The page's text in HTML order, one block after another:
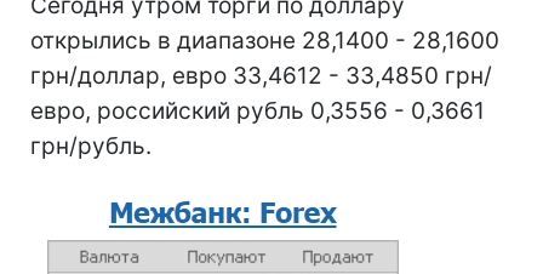
открылись в диапазоне 28,1400 - 28,1600
грн/доллар, евро 33,4612 - 33,4850 грн/
евро, российский рубль 0,3556 - 0,3661
грн/рубль.